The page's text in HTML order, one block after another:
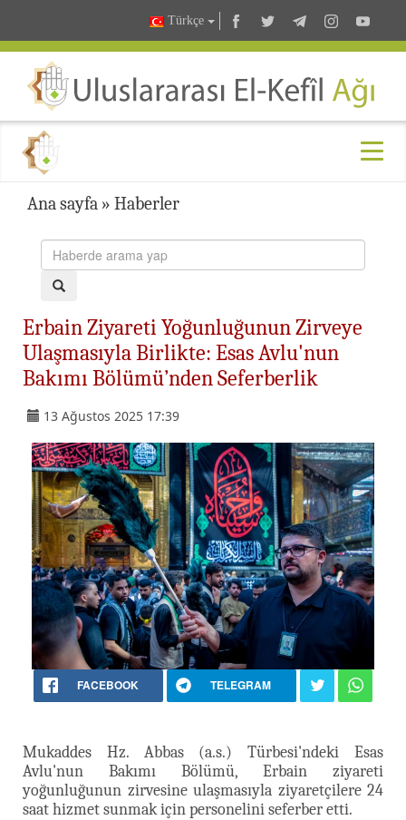
Türkçe
Ana sayfa » Haberler
Erbain Ziyareti Yoğunluğunun Zirveye
Ulaşmasıyla Birlikte: Esas Avlu'nun
Bakımı Bölümü’nden Seferberlik
13 Ağustos 2025 17:39
FACEBOOK TELEGRAM
Mukaddes Hz. Abbas (a.s.) Türbesi'ndeki Esas
Avlu'nun Bakımı Bölümü, Erbain ziyareti
yoğunluğunun zirvesine ulaşmasıyla ziyaretçilere 24
saat hizmet sunmak için personelini seferber etti.